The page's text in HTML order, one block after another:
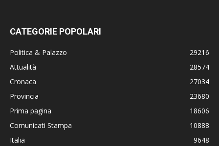
CATEGORIE POPOLARI
Politica & Palazzo
29216
Attualità
28574
Cronaca
27034
Provincia
23680
Prima pagina
18606
Comunicati Stampa
10888
Italia
9648